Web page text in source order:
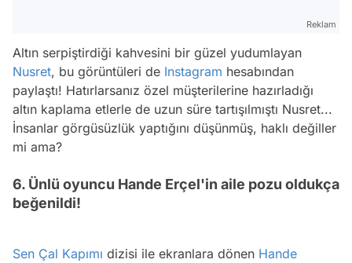
Reklam
Altın serpiştirdiği kahvesini bir güzel yudumlayan
Nusret, bu görüntüleri de Instagram hesabından
paylaştı! Hatırlarsanız özel müşterilerine hazırladığı
altın kaplama etlerle de uzun süre tartışılmıştı Nusret...
İnsanlar görgüsüzlük yaptığını düşünmüş, haklı değiller
mi ama?
6. Ünlü oyuncu Hande Erçel'in aile pozu oldukça
beğenildi!
Sen Çal Kapımı dizisi ile ekranlara dönen Hande